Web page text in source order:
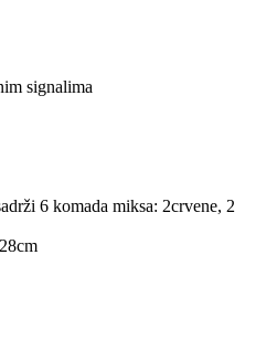
signalima
6 komada miksa: 2crvene, 2